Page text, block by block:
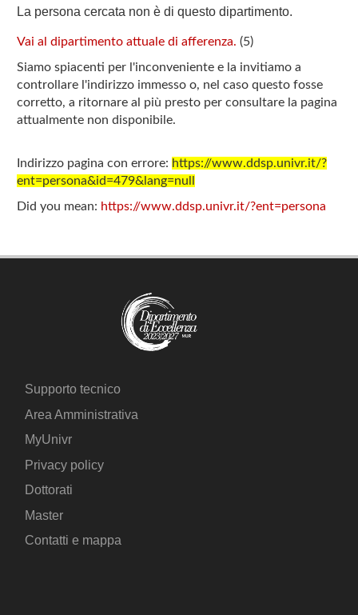
La persona cercata non è di questo dipartimento.
Vai al dipartimento attuale di afferenza. (5)
Siamo spiacenti per l'inconveniente e la invitiamo a
controllare l'indirizzo immesso o, nel caso questo fosse
corretto, a ritornare al più presto per consultare la pagina
attualmente non disponibile.
Indirizzo pagina con errore: https://www.ddsp.univr.it/?
ent=persona&id=479&lang=null
Did you mean: https://www.ddsp.univr.it/?ent=persona
Supporto tecnico
Area Amministrativa
MyUnivr
Privacy policy
Dottorati
Master
Contatti e mappa